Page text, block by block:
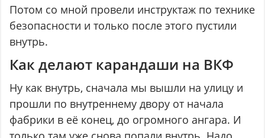
Потом со мной провели инструктаж по технике
безопасности и только после этого пустили
внутрь.
Как делают карандаши на ВКФ
Ну как внутрь, сначала мы вышли на улицу и
прошли по внутреннему двору от начала
фабрики в её конец, до огромного ангара. И